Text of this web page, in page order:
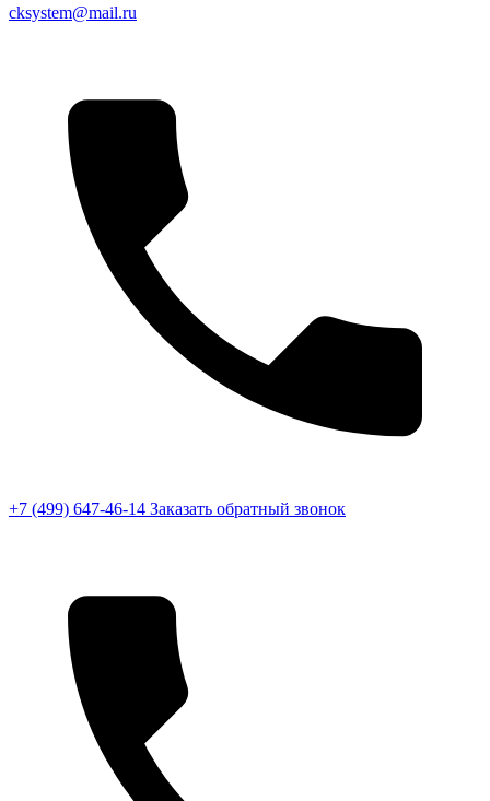
cksystem@mail.ru
+7 (499) 647-46-14 Заказать обратный звонок